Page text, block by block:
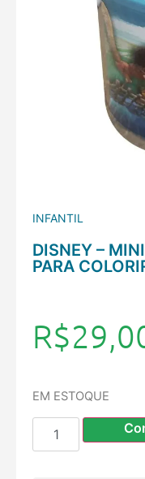
INFANTIL
DISNEY –
PARA
R$
EM ESTOQUE